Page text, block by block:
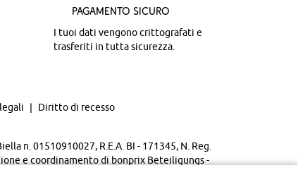
Pagamento sicuro
I tuoi dati vengono crittografati e
trasferiti in tutta sicurezza.
Diritto di recesso
n. 01510910027, R.E.A. BI - 171345, N. Reg.
e coordinamento di bonprix Beteiligungs -